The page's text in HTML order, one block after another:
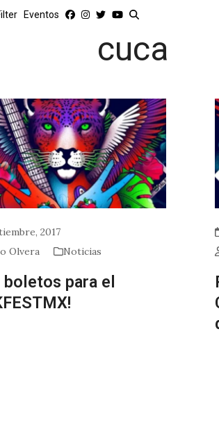
Eventos
cuca
2017
Olvera
Noticias
boletos para el